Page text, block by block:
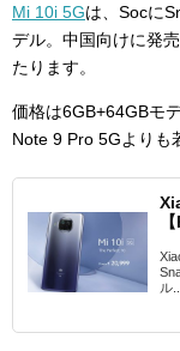
Mi 10i 5Gは、Socに
デル。中国向けに発
たります。
価格は6GB+64GBモ
Note 9 Pro 5Gよりも
ル...